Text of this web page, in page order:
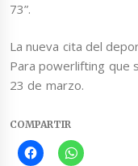
73”.
La nueva cita del
Para powerlifting que
23 de marzo.
COMPARTIR